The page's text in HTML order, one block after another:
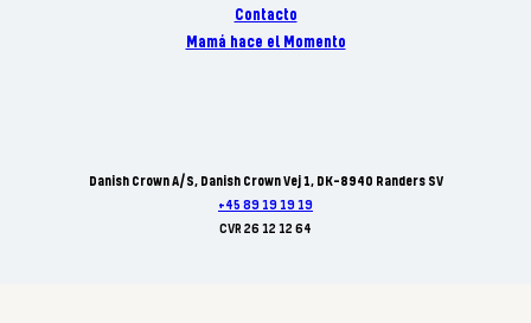
Contacto
Mamá hace el Momento
Danish Crown A/S, Danish Crown Vej 1, DK-8940 Randers SV
+45 89 19 19 19
CVR 26 12 12 64